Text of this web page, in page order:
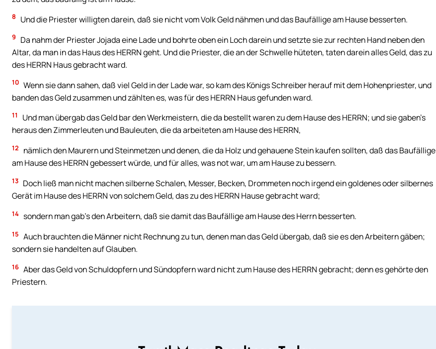
8 Und die Priester willigten darein, daß sie nicht vom Volk Geld nähmen und das Baufällige am Hause besserten.
9
Da nahm der Priester Jojada eine Lade und bohrte oben ein Loch darein und setzte sie zur rechten Hand neben den
Altar, da man in das Haus des HERRN geht. Und die Priester, die an der Schwelle hüteten, taten darein alles Geld, das zu
des HERRN Haus gebracht ward.
10 Wenn sie dann sahen, daß viel Geld in der Lade war, so kam des Königs Schreiber herauf mit dem Hohenpriester, und
banden das Geld zusammen und zählten es, was für des HERRN Haus gefunden ward.
11
Und man übergab das Geld bar den Werkmeistern, die da bestellt waren zu dem Hause des HERRN; und sie gaben’s
heraus den Zimmerleuten und Bauleuten, die da arbeiteten am Hause des HERRN,
12
nämlich den Maurern und Steinmetzen und denen, die da Holz und gehauene Stein kaufen sollten, daß das Baufällige
am Hause des HERRN gebessert würde, und für alles, was not war, um am Hause zu bessern.
13 Doch ließ man nicht machen silberne Schalen, Messer, Becken, Drommeten noch irgend ein goldenes oder silbernes
Gerät im Hause des HERRN von solchem Geld, das zu des HERRN Hause gebracht ward;
14 sondern man gab’s den Arbeitern, daß sie damit das Baufällige am Hause des Herrn besserten.
15 Auch brauchten die Männer nicht Rechnung zu tun, denen man das Geld übergab, daß sie es den Arbeitern gäben;
sondern sie handelten auf Glauben.
16 Aber das Geld von Schuldopfern und Sündopfern ward nicht zum Hause des HERRN gebracht; denn es gehörte den
Priestern.